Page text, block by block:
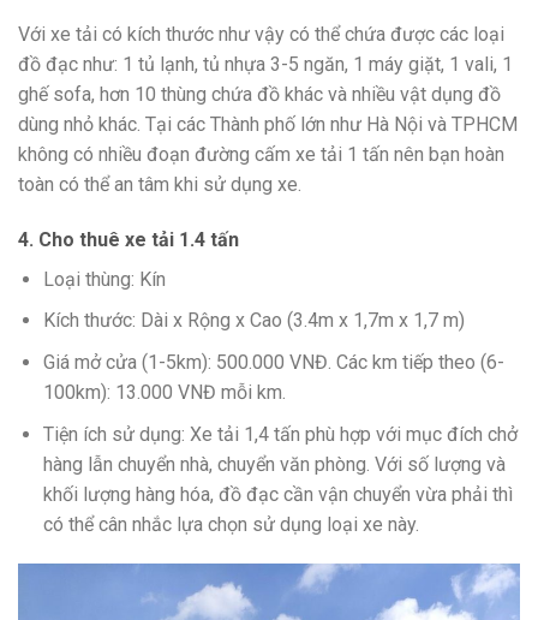
Với xe tải có kích thước như vậy có thể chứa được các loại
đồ đạc như: 1 tủ lạnh, tủ nhựa 3-5 ngăn, 1 máy giặt, 1 vali, 1
ghế sofa, hơn 10 thùng chứa đồ khác và nhiều vật dụng đồ
dùng nhỏ khác. Tại các Thành phố lớn như Hà Nội và TPHCM
không có nhiều đoạn đường cấm xe tải 1 tấn nên bạn hoàn
toàn có thể an tâm khi sử dụng xe.
4. Cho thuê xe tải 1.4 tấn
Loại thùng: Kín
Kích thước: Dài x Rộng x Cao (3.4m x 1,7m x 1,7 m)
Giá mở cửa (1-5km): 500.000 VNĐ. Các km tiếp theo (6-
100km): 13.000 VNĐ mỗi km.
Tiện ích sử dụng: Xe tải 1,4 tấn phù hợp với mục đích chở
hàng lẫn chuyển nhà, chuyển văn phòng. Với số lượng và
khối lượng hàng hóa, đồ đạc cần vận chuyển vừa phải thì
có thể cân nhắc lựa chọn sử dụng loại xe này.